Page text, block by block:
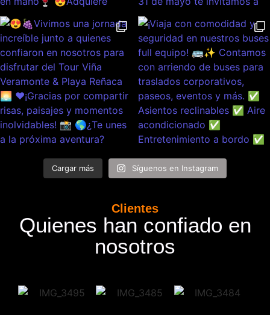
Cargar más Síguenos en Instagram
Clientes
Quienes han confiado en
nosotros